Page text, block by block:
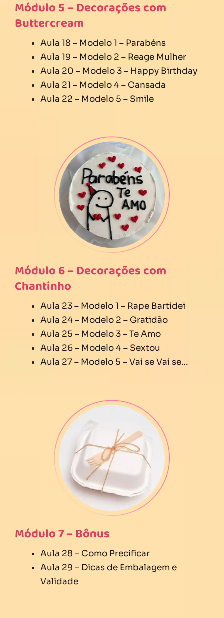
Módulo 5 – Decorações com
Buttercream
Aula 18 – Modelo 1 – Parabéns
Aula 19 – Modelo 2 – Reage Mulher
Aula 20 – Modelo 3 – Happy Birthday
Aula 21 – Modelo 4 – Cansada
Aula 22 – Modelo 5 – Smile
Módulo 6 – Decorações com
Chantinho
Aula 23 – Modelo 1 – Rape Bartidei
Aula 24 – Modelo 2 – Gratidão
Aula 25 – Modelo 3 – Te Amo
Aula 26 – Modelo 4 – Sextou
Aula 27 – Modelo 5 – Vai se Vai se…
Módulo 7 – Bônus
Aula 28 – Como Precificar
Aula 29 – Dicas de Embalagem e
Validade